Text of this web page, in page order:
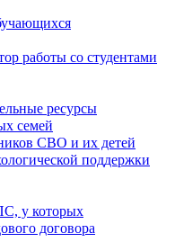
работы со студентами
ресурсы
семей
СВО и их детей
поддержки
у которых
договора